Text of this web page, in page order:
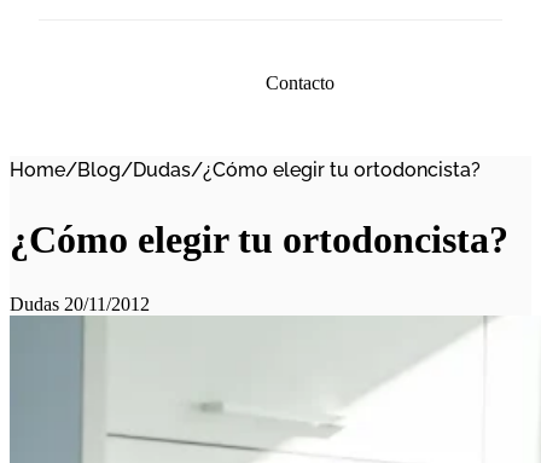
Contacto
Home/Blog/Dudas/¿Cómo elegir tu ortodoncista?
¿Cómo elegir tu ortodoncista?
Dudas 20/11/2012